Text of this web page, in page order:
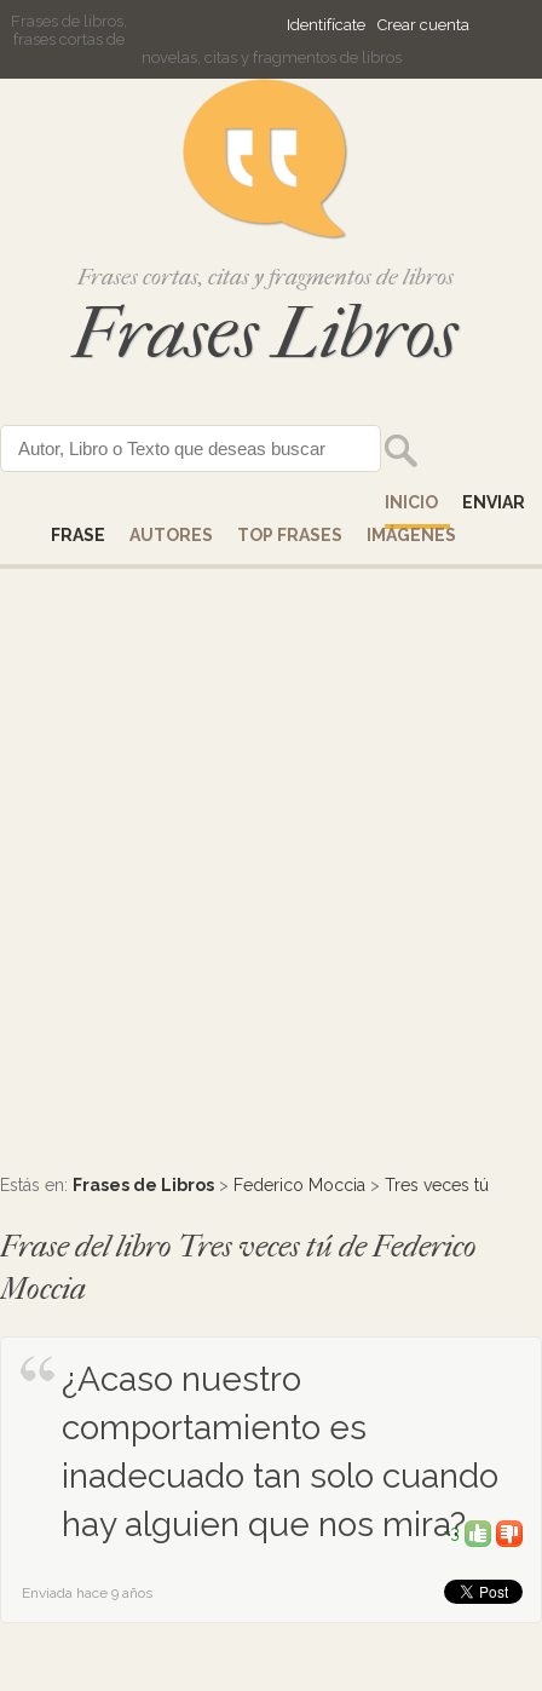
Identifícate Crear cuenta
Frases de libros,
frases cortas de
novelas, citas y fragmentos de libros
Frases cortas, citas y fragmentos de libros
Frases Libros
INICIO
ENVIAR
FRASE
AUTORES TOP FRASES IMÁGENES
Estás en: Frases de Libros > Federico Moccia > Tres veces tú
Frase del libro Tres veces tú de Federico
Moccia
¿Acaso nuestro
comportamiento es
inadecuado tan solo cuando
hay alguien que nos mira?
+3
Enviada hace 9 años